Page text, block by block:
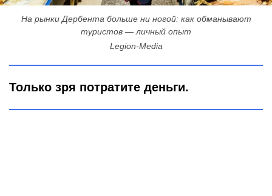
На рынки Дербента больше ни ногой: как обманывают
туристов — личный опыт
Legion-Media
Только зря потратите деньги.